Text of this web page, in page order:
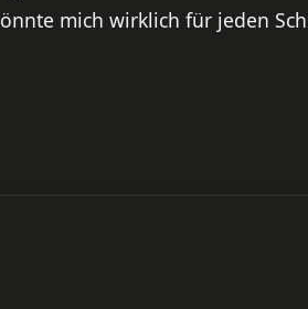
mich wirklich für jeden